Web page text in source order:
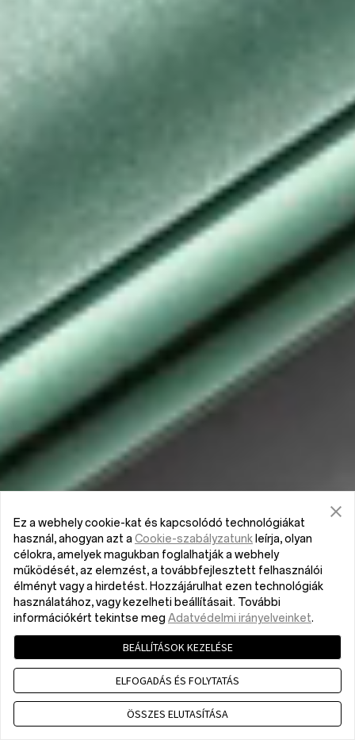
Ez a webhely cookie-kat és kapcsolódó technológiákat
használ, ahogyan azt aCookie-szabályzatunk leírja, olyan
célokra, amelyek magukban foglalhatják a webhely
működését, az elemzést, a továbbfejlesztett felhasználói
élményt vagy a hirdetést. Hozzájárulhat ezen technológiák
használatához, vagy kezelheti beállításait. További
információkért tekintse meg Adatvédelmi irányelveinket.
BEÁLLÍTÁSOK KEZELÉSE
ELFOGADÁS ÉS FOLYTATÁS
ÖSSZES ELUTASÍTÁSA